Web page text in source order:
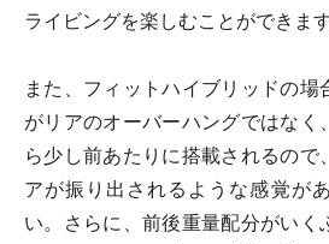
ライビングを楽しむことができます
また、フィットハイブリッドの場
がリアのオーバーハングではなく
ら少し前あたりに搭載されるので
アが振り出されるような感覚が
い。さらに、前後重量配分がいく